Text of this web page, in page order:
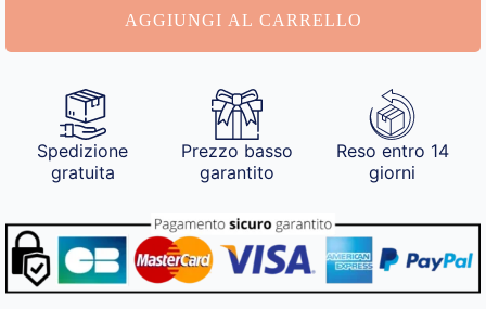
AGGIUNGI AL CARRELLO
Spedizione
gratuita
Prezzo basso
garantito
Reso entro 14
giorni